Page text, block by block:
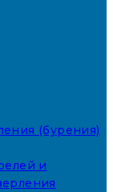
(бурения)
и